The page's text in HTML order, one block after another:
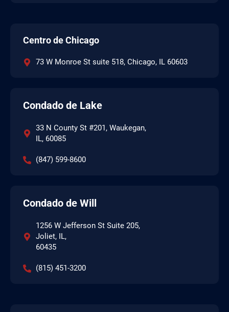
Centro de Chicago
73 W Monroe St suite 518, Chicago, IL 60603
Condado de Lake
33 N County St #201, Waukegan,
IL, 60085
(847) 599-8600
Condado de Will
1256 W Jefferson St Suite 205,
Joliet, IL,
60435
(815) 451-3200